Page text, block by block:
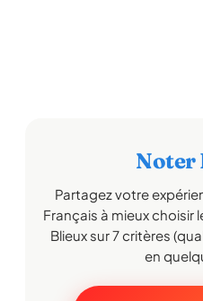
Noter
Partagez votre
Français à mieux choisir
Blieux sur 7 critères
en